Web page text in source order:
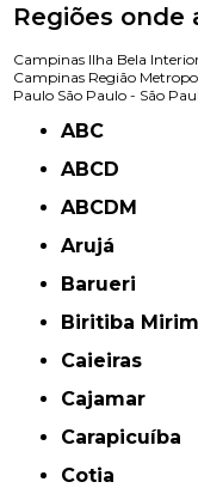
Regiões onde
Campinas Ilha Bela
Campinas Região
Paulo São Paulo - São
ABC
ABCD
ABCDM
Arujá
Barueri
Biritiba Mirim
Caieiras
Cajamar
Carapicuíba
Cotia